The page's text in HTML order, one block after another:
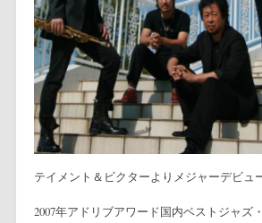
テイメント＆ビクターよりメジャーデビュー
2007年アドリブアワード国内ベストジャズ